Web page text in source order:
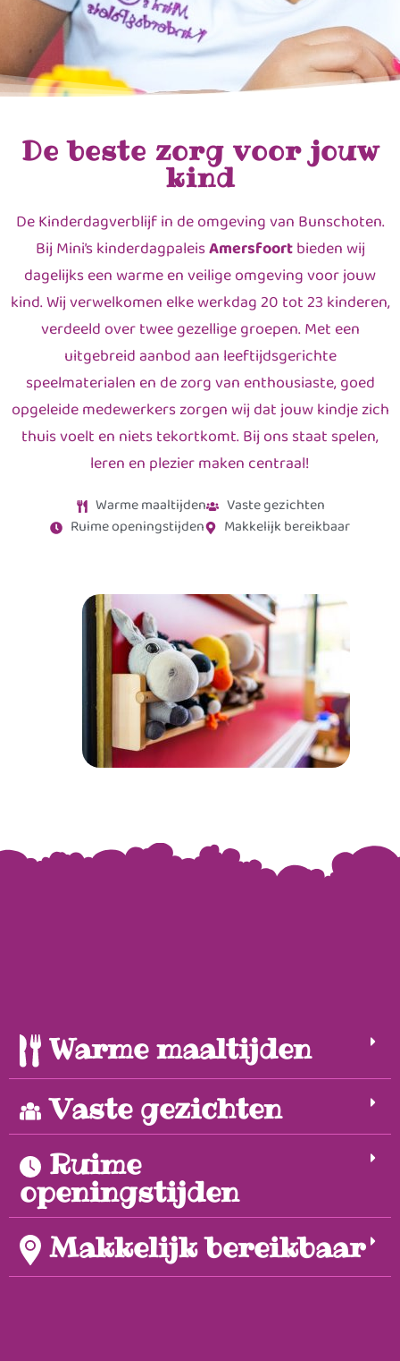
De beste zorg voor jouw
kind
De Kinderdagverblijf in de omgeving van Bunschoten.
Bij Mini’s kinderdagpaleisAmersfoortbieden wij
dagelijks een warme en veilige omgeving voor jouw
kind. Wij verwelkomen elke werkdag 20 tot 23 kinderen,
verdeeld over twee gezellige groepen. Met een
uitgebreid aanbod aan leeftijdsgerichte
speelmaterialen en de zorg van enthousiaste, goed
opgeleide medewerkers zorgen wij dat jouw kindje zich
thuis voelt en niets tekortkomt. Bij ons staat spelen,
leren en plezier maken centraal!
Warme maaltijden
Vaste gezichten
Ruime openingstijden
Makkelijk bereikbaar
Warme maaltijden
Vaste gezichten
Ruime
openingstijden
Makkelijk bereikbaar